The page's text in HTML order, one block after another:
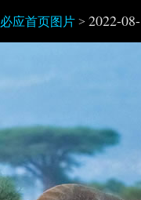
必应首页图片 > 2022-